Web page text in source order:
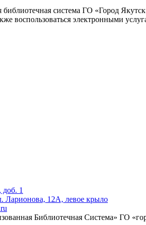
библиотечная система ГО «Город
воспользоваться электронными
доб. 1
Ларионова, 12А, левое крыло
Библиотечная Система» ГО